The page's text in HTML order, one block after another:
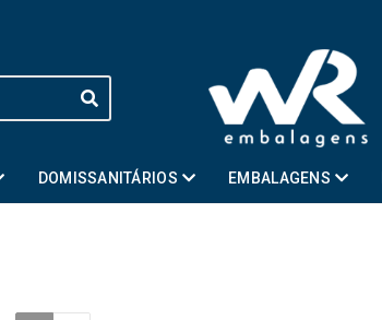
DOMISSANITÁRIOS EMBALAGENS